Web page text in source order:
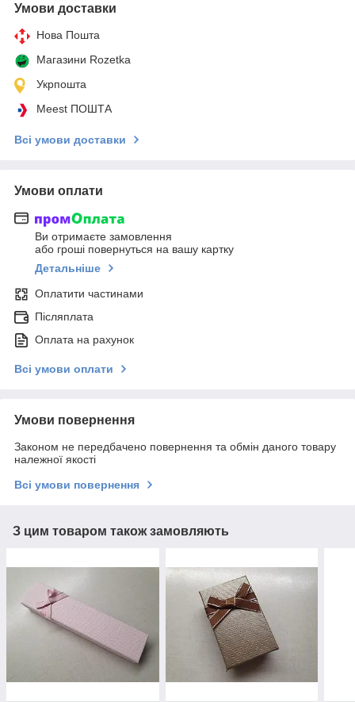
Умови доставки
Нова Пошта
Магазини Rozetka
Укрпошта
Meest ПОШТА
Всі умови доставки
Умови оплати
Ви отримаєте замовлення
або гроші повернуться на вашу картку
Детальніше
Оплатити частинами
Післяплата
Оплата на рахунок
Всі умови оплати
Умови повернення
Законом не передбачено повернення та обмін даного товару
належної якості
Всі умови повернення
З цим товаром також замовляють